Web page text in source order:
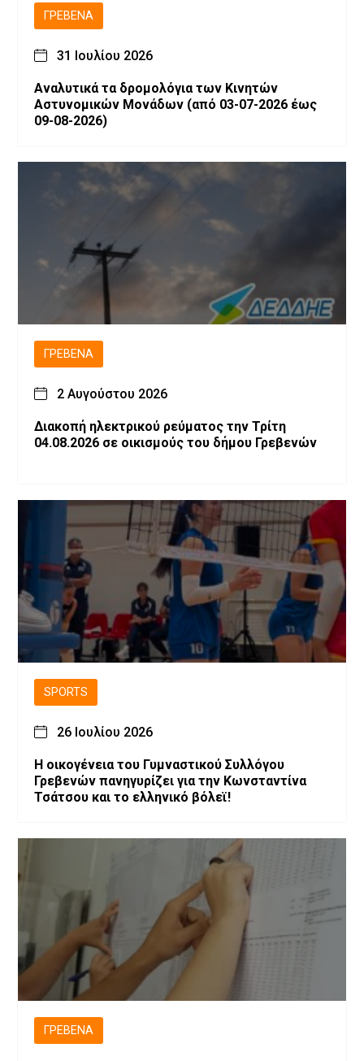
ΓΡΕΒΕΝΆ
31 Ιουλίου 2026
Αναλυτικά τα δρομολόγια των Κινητών
Αστυνομικών Μονάδων (από 03-07-2026 έως
09-08-2026)
ΓΡΕΒΕΝΆ
2 Αυγούστου 2026
Διακοπή ηλεκτρικού ρεύματος την Τρίτη
04.08.2026 σε οικισμούς του δήμου Γρεβενών
SPORTS
26 Ιουλίου 2026
H οικογένεια του Γυμναστικού Συλλόγου
Γρεβενών πανηγυρίζει για την Κωνσταντίνα
Τσάτσου και το ελληνικό βόλεϊ!
ΓΡΕΒΕΝΆ